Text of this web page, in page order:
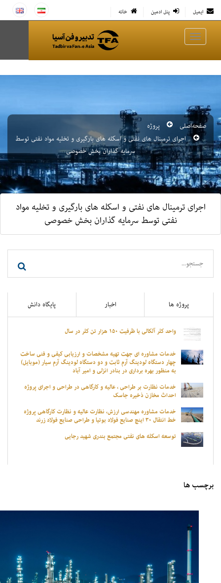
ایمیل پنل ادمین خانه
صفحه‌اصلی
پروژه
اجرای ترمینال های نفتی و اسکله های بارگیری و تخلیه مواد نفتی توسط
سرمایه گذاران بخش خصوصی
اجرای ترمینال های نفتی و اسکله های بارگیری و تخلیه مواد
نفتی توسط سرمایه گذاران بخش خصوصی
پروژه ها اخبار پایگاه دانش
واحد کلر آلکالی با ظرفیت ۱۵۰ هزار تن کلر در سال
خدمات مشاوره ای جهت تهیه مشخصات و ارزیابی کیفی و فنی ساخت
چهار دستگاه لودینگ آرم ثابت و دو دستگاه لودینگ آرم سیار (موبایل)
به منظور بهره برداری در بنادر انزلی و امیر آباد
خدمات نظارت بر طراحی ، عالیه و کارگاهی در طراحی و اجرای پروژه
احداث مخازن ذخیره جاسک
خدمات مشاوره مهندسی ارزش، نظارت عالیه و نظارت کارگاهی پروژه
خط انتقال ۳۰ اینچ صنایع فولاد بوتیا و طراحی صنایع فولاد زرند
توسعه اسکله های نفتی مجتمع بندری شهید رجایی
برچسب ها